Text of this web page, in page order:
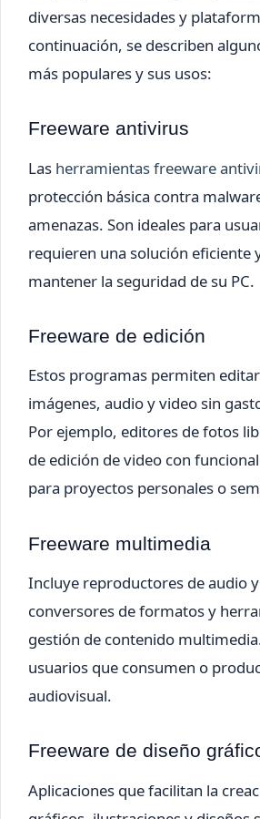
diversas necesidades y
continuación, se describen
más populares y sus usos:
Freeware antivirus
Las herramientas freeware
protección básica contra
amenazas. Son ideales para
requieren una solución eficiente
mantener la seguridad de su PC.
Freeware de edición
Estos programas permiten
imágenes, audio y video sin
Por ejemplo, editores de fotos
de edición de video con
para proyectos personales o
Freeware multimedia
Incluye reproductores de audio
conversores de formatos y
gestión de contenido
usuarios que consumen o
audiovisual.
Freeware de diseño
Aplicaciones que facilitan la